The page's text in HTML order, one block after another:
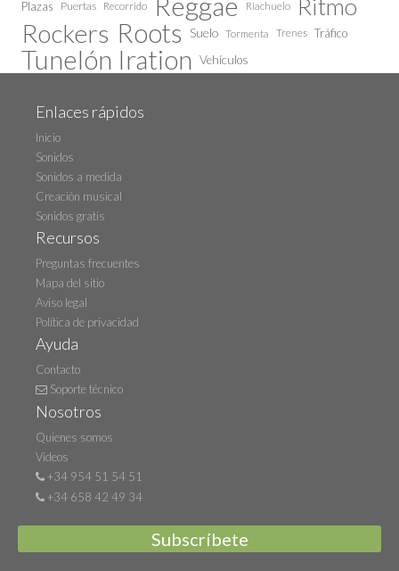
Plazas Puertas Recorrido Riachuelo Ritmo
Rockers Roots Suelo Tormenta Trenes Tráfico
Tunelón Iration Vehículos
Enlaces rápidos
Inicio
Sonidos
Sonidos a medida
Creación musical
Sonidos gratis
Recursos
Preguntas frecuentes
Mapa del sitio
Aviso legal
Política de privacidad
Ayuda
Contacto
Soporte técnico
Nosotros
Quienes somos
Videos
+34 954 51 54 51
+34 658 42 49 34
Subscríbete